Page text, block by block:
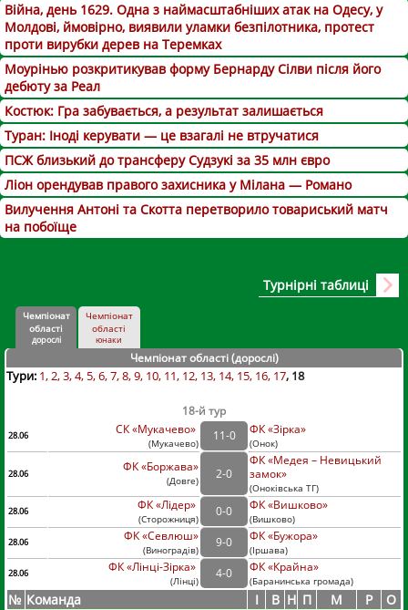
Війна, день 1629. Одна з наймасштабніших атак на Одесу, у
Молдові, ймовірно, виявили уламки безпілотника, протест
проти вирубки дерев на Теремках
Моурінью розкритикував форму Бернарду Сілви після його
дебюту за Реал
Костюк: Гра забувається, а результат залишається
Туран: Іноді керувати — це взагалі не втручатися
ПСЖ близький до трансферу Судзукі за 35 млн євро
Ліон орендував правого захисника у Мілана — Романо
Вилучення Антоні та Скотта перетворило товариський матч
на побоїще
Турнірні таблиці
Чемпіонат
області
дорослі
Чемпіонат
області
юнаки
Чемпіонат області (дорослі)
Тури: 1 2 3 4 5 6 7 8 9 10 11 12 13 14 15 16 17 18
18-й тур
28.06 СК «Мукачево»
(Мукачево)
11-0 ФК «Зірка»
(Онок)
28.06
ФК «Боржава»
(Довге)
2-0
ФК «Медея – Невицький
замок»
(Оноківська ТГ)
28.06
ФК «Лідер»
(Сторожниця)
0-0 ФК «Вишково»
(Вишково)
28.06
ФК «Севлюш»
(Виноградів)
9-0 ФК «Бужора»
(Іршава)
28.06
ФК «Лінці-Зірка»
(Лінці)
4-0 ФК «Крайна»
(Баранинська громада)
№ Команда I В Н П М Р
О